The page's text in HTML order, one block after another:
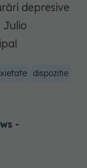
depresive
Julio
dispozitie
-